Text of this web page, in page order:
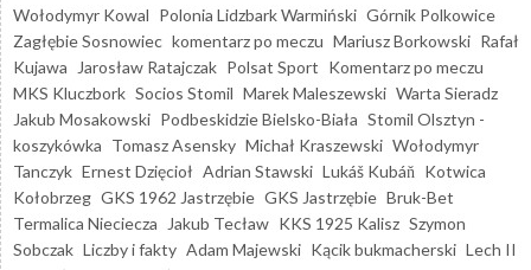
Wołodymyr Kowal Polonia Lidzbark Warmiński Górnik Polkowice
Zagłębie Sosnowiec komentarz po meczu Mariusz Borkowski Rafał
Kujawa
Jarosław Ratajczak Polsat Sport Komentarz po meczu
MKS Kluczbork Socios Stomil Marek Maleszewski Warta Sieradz
Jakub Mosakowski Podbeskidzie Bielsko-Biała Stomil Olsztyn -
koszykówka Tomasz Asensky Michał Kraszewski Wołodymyr
Tanczyk Ernest Dzięcioł Adrian Stawski Lukáš Kubáň Kotwica
Kołobrzeg GKS 1962 Jastrzębie GKS Jastrzębie Bruk-Bet
Termalica Nieciecza
Jakub Tecław KKS 1925 Kalisz Szymon
Sobczak Liczby i fakty Adam Majewski Kącik bukmacherski Lech II